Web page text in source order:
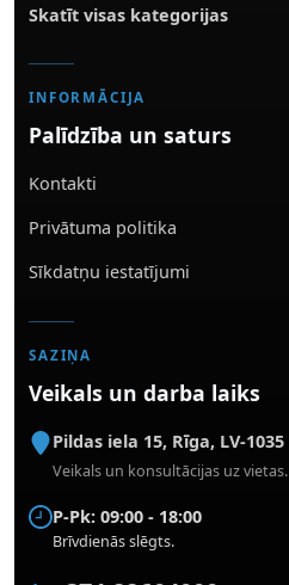
Skatīt visas kategorijas
INFORMĀCIJA
Palīdzība un saturs
Kontakti
Privātuma politika
Sīkdatņu iestatījumi
SAZIŅA
Veikals un darba laiks
Pildas iela 15, Rīga, LV-1035
Veikals un konsultācijas uz vietas.
P-Pk: 09:00 - 18:00
Brīvdienās slēgts.